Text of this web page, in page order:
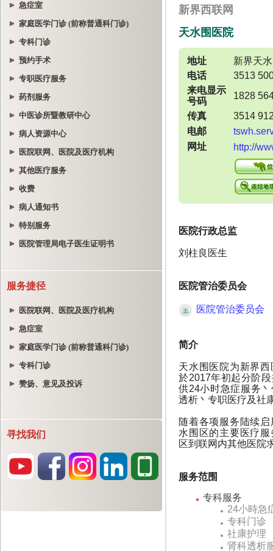
急症室
家庭医学门诊 (前称普通科门诊)
专科门诊
预约手术
专职医疗服务
药剂服务
中医诊所暨教研中心
病人资源中心
医院联网、医院及医疗机构
其他医疗服务
收费
病人通知书
特别服务
医院管理局电子医生证明书
服务捷径
医院联网、医院及医疗机构
急症室
家庭医学门诊 (前称普通科门诊)
专科门诊
赞扬、意见及投诉
寻找我们